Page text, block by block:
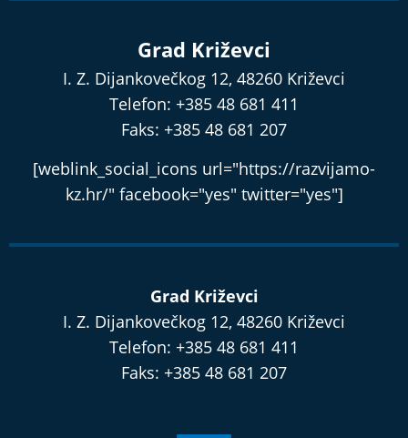
Grad Križevci
I. Z. Dijankovečkog 12, 48260 Križevci
Telefon: +385 48 681 411
Faks: +385 48 681 207
[weblink_social_icons url="https://razvijamo-
kz.hr/" facebook="yes" twitter="yes"]
Grad Križevci
I. Z. Dijankovečkog 12, 48260 Križevci
Telefon: +385 48 681 411
Faks: +385 48 681 207